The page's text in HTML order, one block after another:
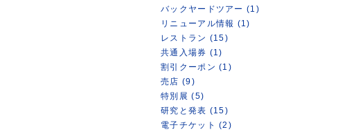
バックヤードツアー (1)
リニューアル情報 (1)
レストラン (15)
共通入場券 (1)
割引クーポン (1)
売店 (9)
特別展 (5)
研究と発表 (15)
電子チケット (2)